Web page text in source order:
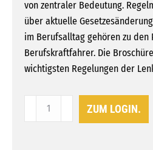
von zentraler Bedeutung.
über aktuelle
im Berufsalltag gehören zu den
Berufskraftfahrer. Die
wichtigsten Regelungen der
ZUM LOGIN.